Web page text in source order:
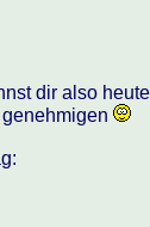
dir also heute